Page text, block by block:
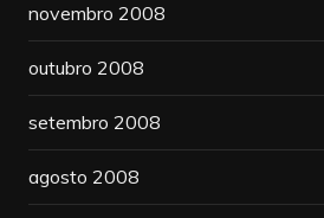
novembro 2008
outubro 2008
setembro 2008
agosto 2008